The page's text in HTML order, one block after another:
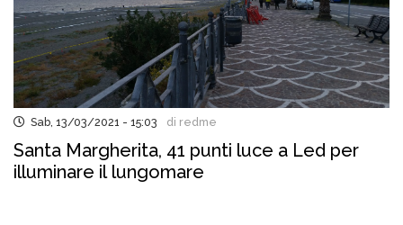
Sab, 13/03/2021 - 15:03 di redme
Santa Margherita, 41 punti luce a Led per
illuminare il lungomare